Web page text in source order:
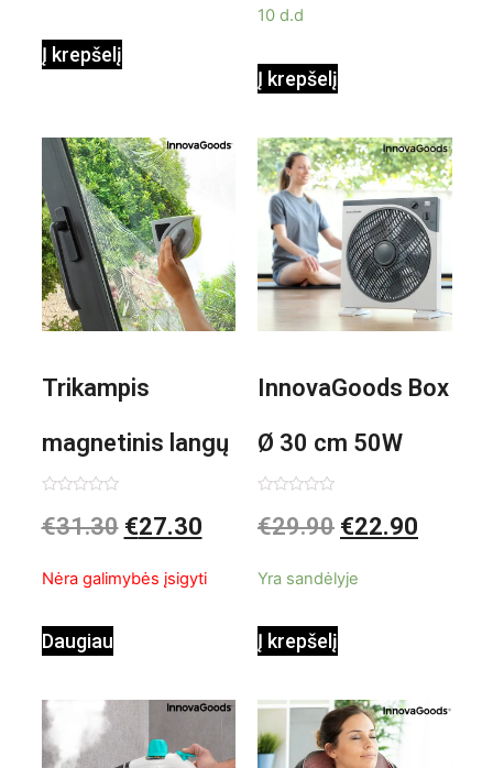
Į krepšelį
10 d.d
Į krepšelį
Trikampis
magnetinis langų
valiklis Klinmag
0
iš
€31.30 €27.30
Nėra galimybės įsigyti
Daugiau
InnovaGoods Box
Ø 30 cm 50W
Baltai pilkas
0
iš
€29.90 €22.90
Yra sandėlyje
Į krepšelį